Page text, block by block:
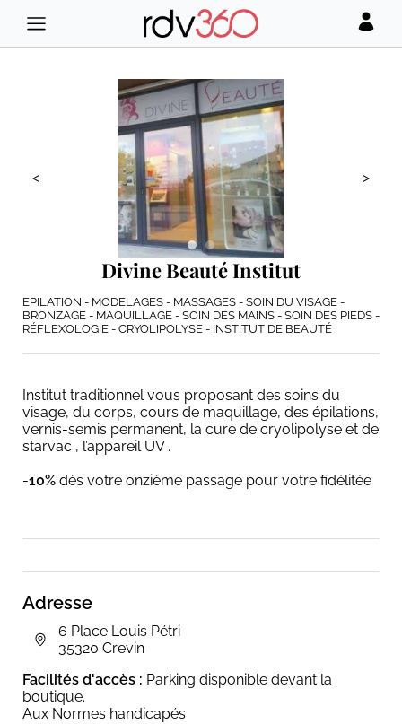
Adresse
6 Place Louis Pétri
35320 Crevin
Facilités d'accès : Parking disponible devant la
boutique.
Aux Normes handicapés
< >
Divine Beauté Institut
EPILATION - MODELAGES - MASSAGES - SOIN DU VISAGE -
BRONZAGE - MAQUILLAGE - SOIN DES MAINS - SOIN DES PIEDS -
RÉFLEXOLOGIE - CRYOLIPOLYSE - INSTITUT DE BEAUTÉ
Institut traditionnel vous proposant des soins du
visage, du corps, cours de maquillage, des épilations,
vernis-semis permanent, la cure de cryolipolyse et de
starvac , l’appareil UV .
-10% dès votre onzième passage pour votre fidélitée